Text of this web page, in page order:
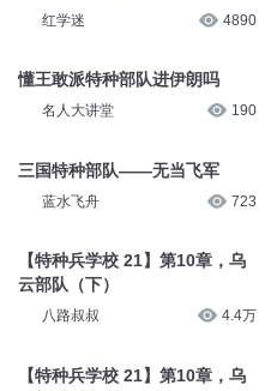
红学迷 4890
懂王敢派特种部队进伊朗吗
名人大讲堂 190
三国特种部队——无当飞军
蓝水飞舟 723
【特种兵学校 21】第10章，乌
云部队（下）
八路叔叔 4.4万
【特种兵学校 21】第10章，乌